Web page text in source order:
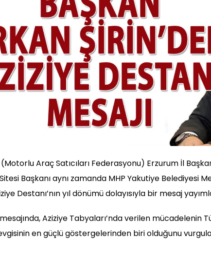
(Motorlu Araç Satıcıları Federasyonu) Erzurum İl
Başkanı aynı zamanda MHP Yakutiye Belediyesi
Destanı’nın yıl dönümü dolayısıyla bir mesaj
Aziziye Tabyaları’nda verilen mücadelenin
en güçlü göstergelerinden biri olduğunu